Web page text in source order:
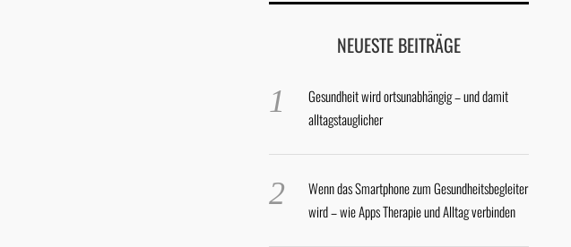
NEUESTE BEITRÄGE
Gesundheit wird ortsunabhängig – und damit
alltagstauglicher
Wenn das Smartphone zum Gesundheitsbegleiter
wird – wie Apps Therapie und Alltag verbinden